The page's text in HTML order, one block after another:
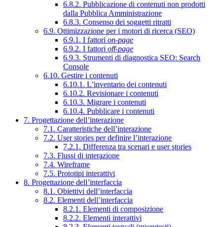
6.8.2. Pubblicazione di contenuti non prodotti
dalla Pubblica Amministrazione
6.8.3. Consenso dei soggetti ritratti
6.9. Ottimizzazione per i motori di ricerca (SEO)
6.9.1. I fattori on-page
6.9.2. I fattori off-page
6.9.3. Strumenti di diagnostica SEO: Search
Console
6.10. Gestire i contenuti
6.10.1. L’inventario dei contenuti
6.10.2. Revisionare i contenuti
6.10.3. Migrare i contenuti
6.10.4. Pubblicare i contenuti
7. Progettazione dell’interazione
7.1. Caratteristiche dell’interazione
7.2. User stories per definire l’interazione
7.2.1. Differenza tra scenari e user stories
7.3. Flussi di interazione
7.4. Wireframe
7.5. Prototipi interattivi
8. Progettazione dell’interfaccia
8.1. Obiettivi dell’interfaccia
8.2. Elementi dell’interfaccia
8.2.1. Elementi di composizione
8.2.2. Elementi interattivi